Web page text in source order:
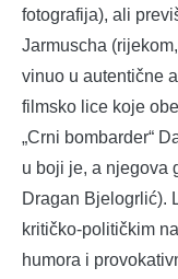
fotografija), ali
Jarmuscha
vinuo u autentične
filmsko lice koje
„Crni bombarder“
u boji je, a njegova
Dragan Bjelogrlić).
kritičko-političkim
humora i